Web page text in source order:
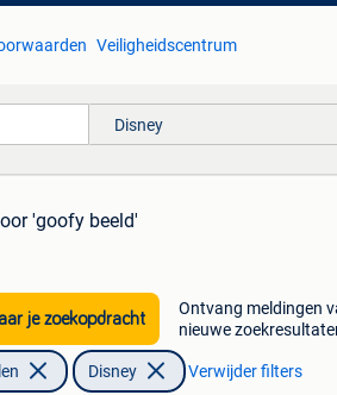
Veiligheidscentrum
Disney
'goofy beeld'
je zoekopdracht
Ontvang meldingen
nieuwe
Disney Verwijder filters